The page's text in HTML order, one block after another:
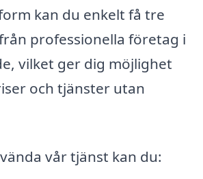
kan du enkelt få tre
professionella företag i
vilket ger dig möjlighet
och tjänster utan
vår tjänst kan du: